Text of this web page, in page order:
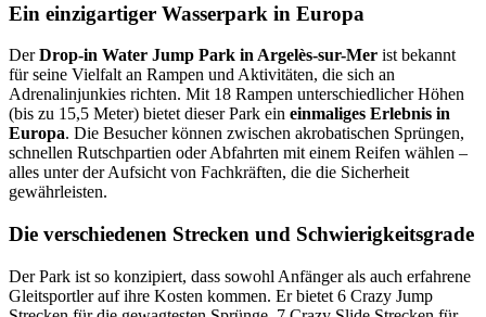
Ein einzigartiger Wasserpark in Europa
DerDrop-in Water Jump Park in Argelès-sur-Mer ist bekannt
für seine Vielfalt an Rampen und Aktivitäten, die sich an
Adrenalinjunkies richten. Mit 18 Rampen unterschiedlicher Höhen
(bis zu 15,5 Meter) bietet dieser Park ein einmaliges Erlebnis in
Europa. Die Besucher können zwischen akrobatischen Sprüngen,
schnellen Rutschpartien oder Abfahrten mit einem Reifen wählen –
alles unter der Aufsicht von Fachkräften, die die Sicherheit
gewährleisten.
Die verschiedenen Strecken und Schwierigkeitsgrade
Der Park ist so konzipiert, dass sowohl Anfänger als auch erfahrene
Gleitsportler auf ihre Kosten kommen. Er bietet 6 Crazy Jump